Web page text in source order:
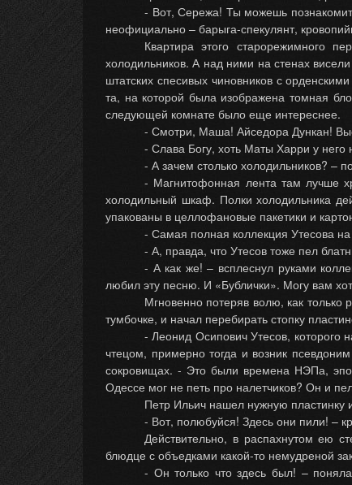
- Вот, Сережа! Ты можешь
неофициально – барыга-спекулянт,
Квартира этого старорежимного
холодильников. А над ними на стенах
штатских спесивых чиновников с
та, на которой была изображена томная
следующей комнате было еще интереснее.
- Смотри, Маша! Айседора Дункан!
- Слава Богу, хоть Маты Харри у него
- А зачем столько холодильников? –
- Магнитофонная лента там лучше
холодильный шкаф. Полки холодильника
упакованы в целлофановые пакетики и
- Самая полная коллекция Утесова
- А, правда, что Утесов тоже пел
- А как же! – всплеснул руками
любил эту песню. И «Бублички». Могу вам
Мгновенно потеряв волю, как
тумбочке, и начал перебирать стопку
- Леонид Осипович Утесов, которого
чтецом, примерно тогда и возник
сокровищах. - Это были времена НЭПа,
Одессе мог не петь про налетчиков? Он и
Петр Ильич нашел нужную пластинку
- Вот, полюбуйся! Здесь они пили! –
Действительно, в распахнутом ею
блюдце с объедками какой-то немудреной
- Он только что здесь был! –